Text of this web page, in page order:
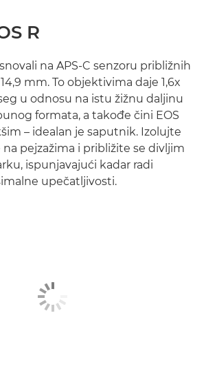
R
na APS-C senzoru približnih
mm. To objektivima daje 1,6x
u odnosu na istu žižnu daljinu
formata, a takođe čini EOS
– idealan je saputnik. Izolujte
pejzažima i približite se divljim
ispunjavajući kadar radi
upečatljivosti.